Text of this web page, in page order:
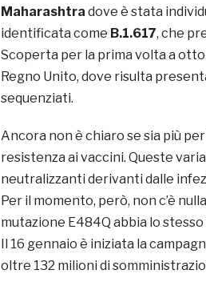
Maharashtra dove è stata
identificata come B.1.617, che
Scoperta per la prima volta a
Regno Unito, dove risulta
sequenziati.
Ancora non è chiaro se sia più
resistenza ai vaccini. Queste
neutralizzanti derivanti dalle
Per il momento, però, non c’è
mutazione E484Q abbia lo
Il 16 gennaio è iniziata la
oltre 132 milioni di